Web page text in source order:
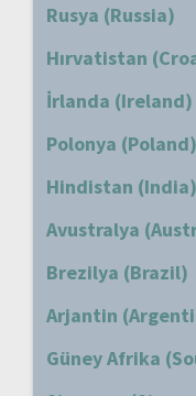
Rusya (Russia)
Hırvatistan
İrlanda (Ireland)
Polonya (Poland)
Hindistan (India)
Avustralya
Brezilya (Brazil)
Arjantin
Güney Afrika